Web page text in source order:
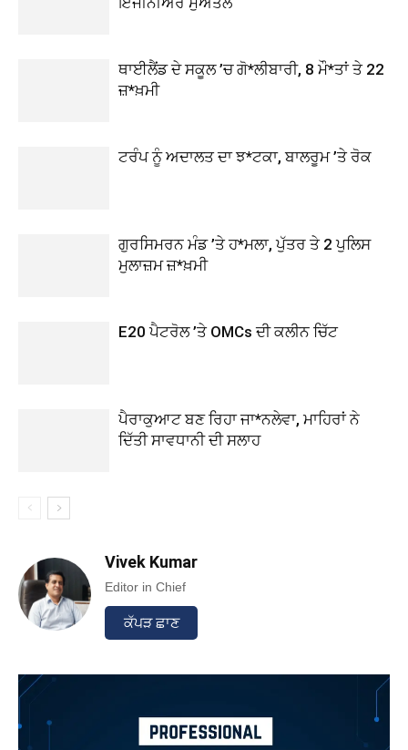
ਥਾਈਲੈਂਡ ਦੇ ਸਕੂਲ ’ਚ ਗੋ*ਲੀਬਾਰੀ, 8 ਮੌ*ਤਾਂ ਤੇ 22
ਜ਼*ਖ਼ਮੀ
ਟਰੰਪ ਨੂੰ ਅਦਾਲਤ ਦਾ ਝ*ਟਕਾ, ਬਾਲਰੂਮ ’ਤੇ ਰੋਕ
ਗੁਰਸਿਮਰਨ ਮੰਡ ’ਤੇ ਹ*ਮਲਾ, ਪੁੱਤਰ ਤੇ 2 ਪੁਲਿਸ
ਮੁਲਾਜ਼ਮ ਜ਼*ਖ਼ਮੀ
E20 ਪੈਟਰੋਲ ’ਤੇ OMCs ਦੀ ਕਲੀਨ ਚਿੱਟ
ਪੈਰਾਕੁਆਟ ਬਣ ਰਿਹਾ ਜਾ*ਨਲੇਵਾ, ਮਾਹਿਰਾਂ ਨੇ
ਦਿੱਤੀ ਸਾਵਧਾਨੀ ਦੀ ਸਲਾਹ
Vivek Kumar
Editor in Chief
ਕੱਪੜ ਛਾਣ